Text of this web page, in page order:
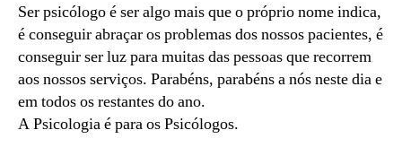
Ser psicólogo é ser algo mais que o próprio nome indica,
é conseguir abraçar os problemas dos nossos pacientes, é
conseguir ser luz para muitas das pessoas que recorrem
aos nossos serviços. Parabéns, parabéns a nós neste dia e
em todos os restantes do ano.
A Psicologia é para os Psicólogos.